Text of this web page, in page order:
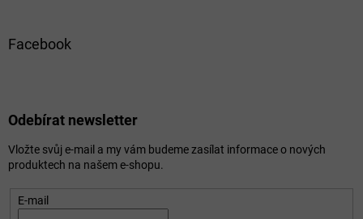
Facebook
Odebírat newsletter
Vložte svůj e-mail a my vám budeme zasílat informace o nových
produktech na našem e-shopu.
E-mail